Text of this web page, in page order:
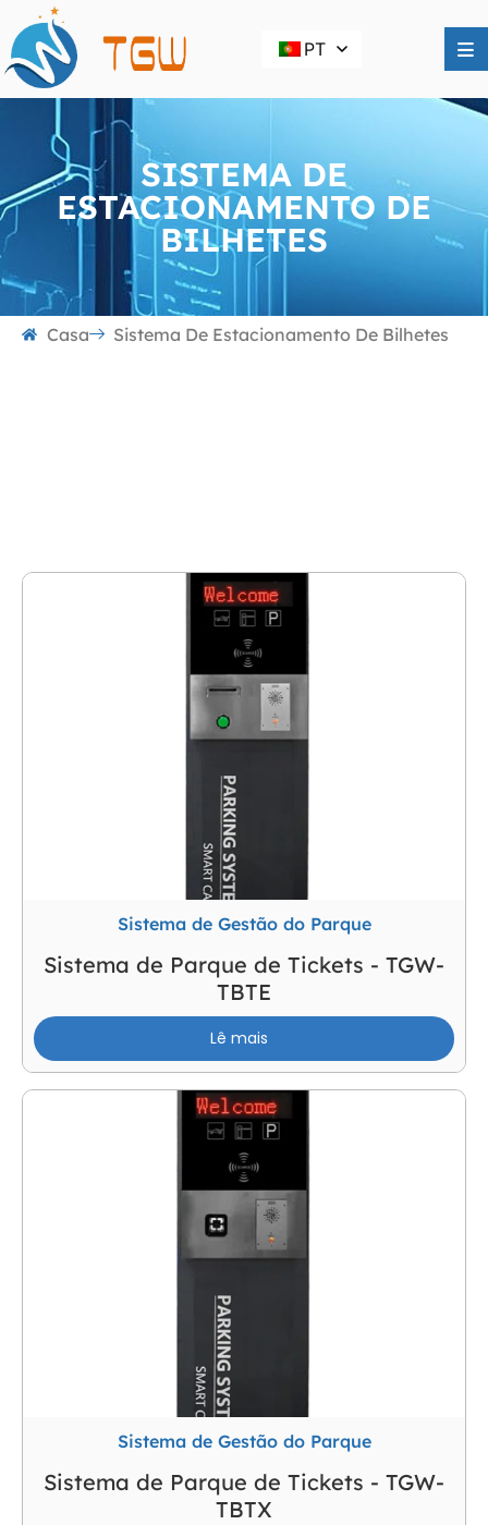
PT
SISTEMA DE
ESTACIONAMENTO DE
BILHETES
Casa Sistema De Estacionamento De Bilhetes
Sistema de Gestão do Parque
Sistema de Parque de Tickets - TGW-
TBTE
Lê mais
Sistema de Gestão do Parque
Sistema de Parque de Tickets - TGW-
TBTX